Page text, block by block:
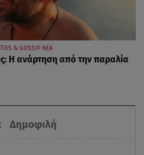
Δημοφιλή
& GOSSIP ΝΕΑ
Η ανάρτηση από την παραλία